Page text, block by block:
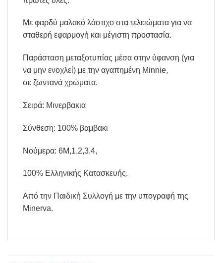
Με φαρδύ μαλακό λάστιχο στα τελειώματα για να
σταθερή εφαρμογή και μέγιστη προστασία.
Παράσταση μεταξοτυπίας μέσα στην ύφανση (για
να μην ενοχλεί) με την αγαπημένη Minnie,
σε ζωντανά χρώματα.
Σειρά: Μινερβακια
Σύνθεση: 100% βαμβακι
Νούμερα: 6Μ,1,2,3,4,
100% Ελληνικής Κατασκευής.
Από την Παιδική Συλλογή με την υπογραφή της
Minerva.